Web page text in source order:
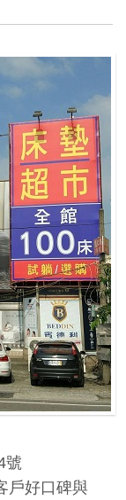
號
戶好口碑與